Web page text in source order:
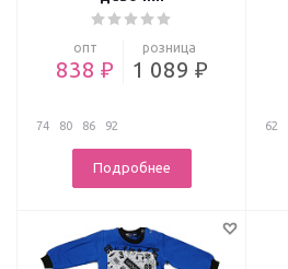
опт
838 ₽
розница
1 089 ₽
74 80 86 92
Подробнее
62